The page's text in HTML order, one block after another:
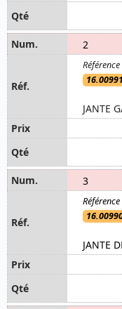
2
JANTE
3
JANTE